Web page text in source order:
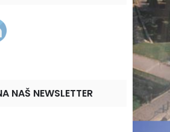
NAŠ NEWSLETTER